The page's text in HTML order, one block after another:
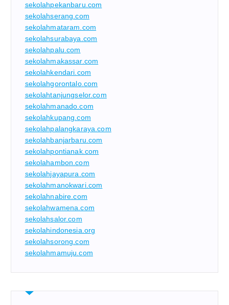
sekolahpekanbaru.com
sekolahserang.com
sekolahmataram.com
sekolahsurabaya.com
sekolahpalu.com
sekolahmakassar.com
sekolahkendari.com
sekolahgorontalo.com
sekolahtanjungselor.com
sekolahmanado.com
sekolahkupang.com
sekolahpalangkaraya.com
sekolahbanjarbaru.com
sekolahpontianak.com
sekolahambon.com
sekolahjayapura.com
sekolahmanokwari.com
sekolahnabire.com
sekolahwamena.com
sekolahsalor.com
sekolahindonesia.org
sekolahsorong.com
sekolahmamuju.com